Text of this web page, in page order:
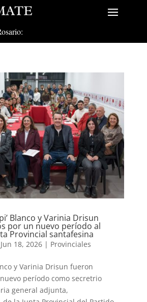
Blanco y Varinia Drisun
por un nuevo período al
Provincial santafesina
Jun 18, 2026| Provinciales
y Varinia Drisun fueron
período como secretrio
general adjunta,